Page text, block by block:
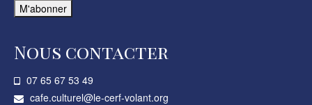
Nous contacter
07 65 67 53 49­
cafe.culturel@le-cerf-volant.org